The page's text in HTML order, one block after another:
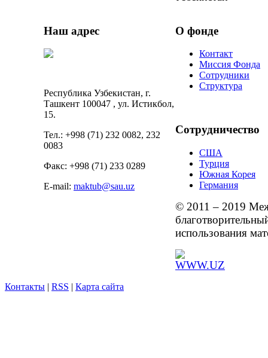
Наш адрес
Республика Узбекистан, г.
Ташкент 100047 , ул. Истикбол,
15.
Тел.: +998 (71) 232 0082, 232
0083
Факс: +998 (71) 233 0289
E-mail: maktub@sau.uz
О фонде
Контакт
Миссия Фонда
Сотрудники
Структура
Сотрудничество
США
Турция
Южная Корея
Германия
© 2011 – 2019
использования
Контакты | RSS | Карта сайта